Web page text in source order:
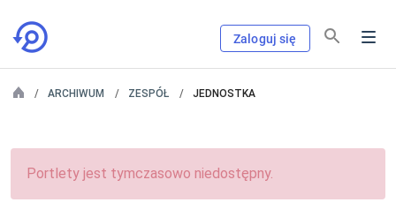
Zaloguj się
ARCHIWUM ZESPÓŁ JEDNOSTKA
Portlety jest tymczasowo niedostępny.